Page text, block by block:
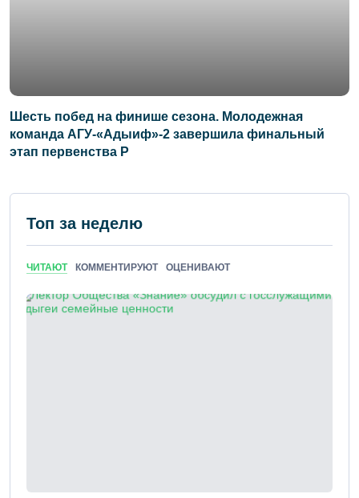
Шесть побед на финише сезона. Молодежная
команда АГУ-«Адыиф»-2 завершила финальный
этап первенства Р
Топ за неделю
ЧИТАЮТ КОММЕНТИРУЮТ ОЦЕНИВАЮТ